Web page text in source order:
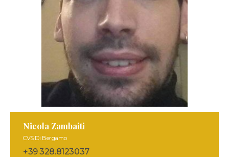
Nicola Zambaiti
CVS Di Bergamo
+39 328.8123037